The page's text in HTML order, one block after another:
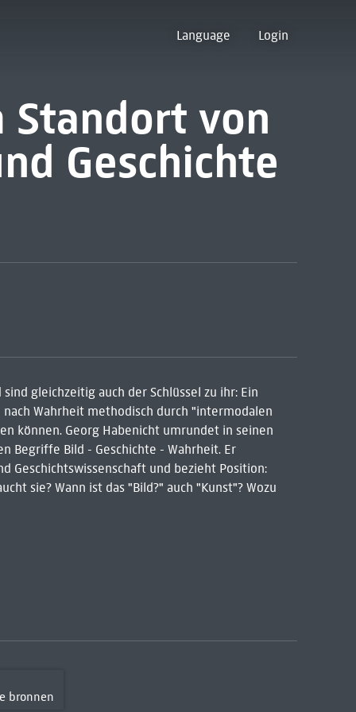
Language Login
von
Geschichte
gleichzeitig auch der Schlüssel zu ihr: Ein
Wahrheit methodisch durch "intermodalen
können. Georg Habenicht umrundet in seinen
Begriffe Bild - Geschichte - Wahrheit. Er
und bezieht Position:
sie? Wann ist das "Bild?" auch "Kunst"? Wozu
bronnen